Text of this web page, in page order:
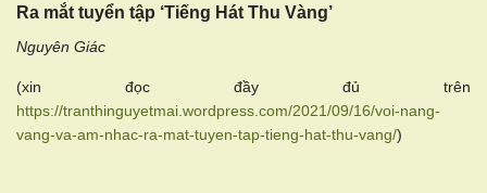
Ra mắt tuyển tập ‘Tiếng Hát Thu Vàng’
Nguyên Giác
(xin đọc đầy đủ trên
https://tranthinguyetmai.wordpress.com/2021/09/16/voi-nang-
vang-va-am-nhac-ra-mat-tuyen-tap-tieng-hat-thu-vang/)